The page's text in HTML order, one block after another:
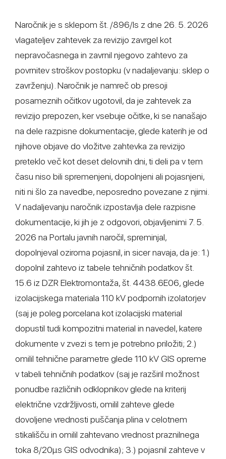
Naročnik je s sklepom št. /896/ls z dne 26. 5. 2026
vlagateljev zahtevek za revizijo zavrgel kot
nepravočasnega in zavrnil njegovo zahtevo za
povrnitev stroškov postopku (v nadaljevanju: sklep o
zavrženju). Naročnik je namreč ob presoji
posameznih očitkov ugotovil, da je zahtevek za
revizijo prepozen, ker vsebuje očitke, ki se nanašajo
na dele razpisne dokumentacije, glede katerih je od
njihove objave do vložitve zahtevka za revizijo
preteklo več kot deset delovnih dni, ti deli pa v tem
času niso bili spremenjeni, dopolnjeni ali pojasnjeni,
niti ni šlo za navedbe, neposredno povezane z njimi.
V nadaljevanju naročnik izpostavlja dele razpisne
dokumentacije, ki jih je z odgovori, objavljenimi 7. 5.
2026 na Portalu javnih naročil, spreminjal,
dopolnjeval oziroma pojasnil, in sicer navaja, da je: 1.)
dopolnil zahtevo iz tabele tehničnih podatkov št.
15.6 iz DZR Elektromontaža, št. 4438.6E06, glede
izolacijskega materiala 110 kV podpornih izolatorjev
(saj je poleg porcelana kot izolacijski material
dopustil tudi kompozitni material in navedel, katere
dokumente v zvezi s tem je potrebno priložiti; 2.)
omilil tehnične parametre glede 110 kV GIS opreme
v tabeli tehničnih podatkov (saj je razširil možnost
ponudbe različnih odklopnikov glede na kriterij
električne vzdržljivosti, omilil zahteve glede
dovoljene vrednosti puščanja plina v celotnem
stikališču in omilil zahtevano vrednost praznilnega
toka 8/20µs GIS odvodnika); 3.) pojasnil zahteve v